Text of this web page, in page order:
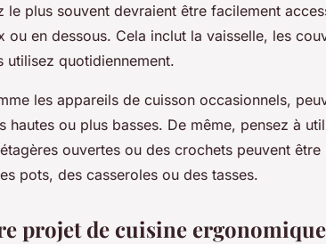
le plus souvent devraient être facilement
ou en dessous. Cela inclut la vaisselle, les
utilisez quotidiennement.
les appareils de cuisson occasionnels,
hautes ou plus basses. De même, pensez à
ouvertes ou des crochets peuvent être
pots, des casseroles ou des tasses.
projet de cuisine ergonomique